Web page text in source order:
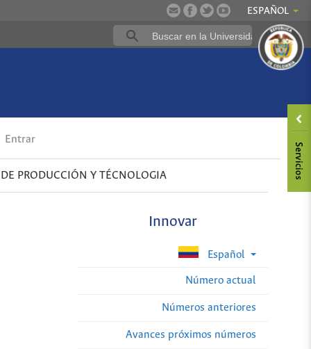
ESPAÑOL
Entrar
PRODUCCIÓN Y TÉCNOLOGIA
Innovar
Español
Número actual
Números anteriores
Avances próximos números